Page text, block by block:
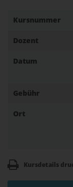
Kursnummer
Dozent
Datum
Gebühr
Ort
Kursdetails